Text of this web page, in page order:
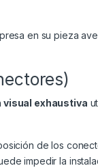
en su pieza
visual exhaustiva
de los
impedir la